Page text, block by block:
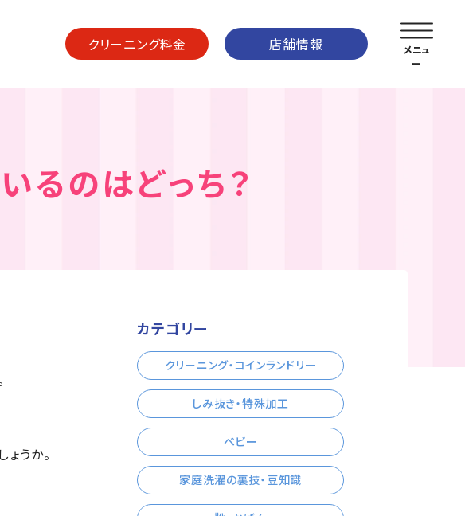
クリーニング料金 店舗情報
るのはどっち？
うか。
カテゴリー
クリーニング・コインランドリー
しみ抜き・特殊加工
ベビー
家庭洗濯の裏技・豆知識